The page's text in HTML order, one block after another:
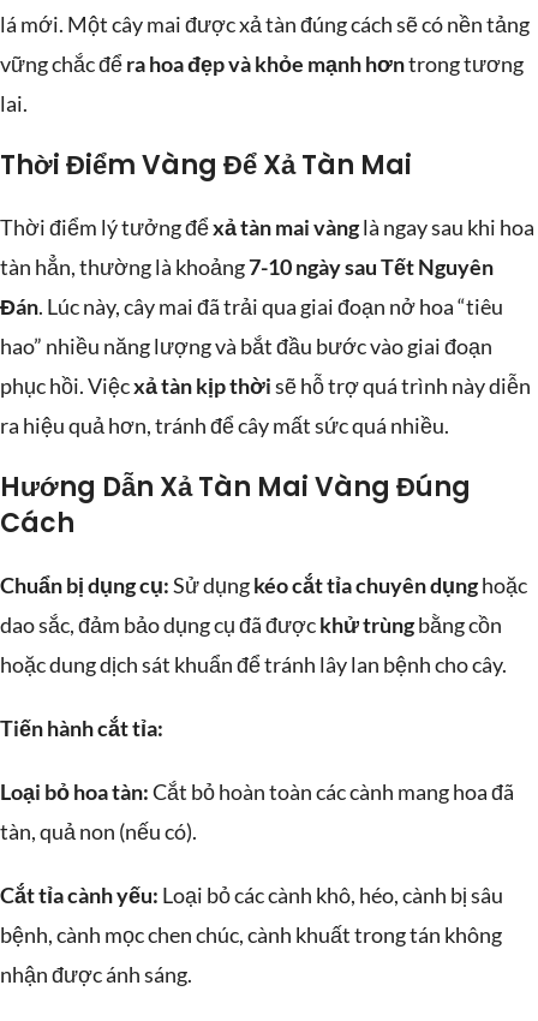
lá mới. Một cây mai được xả tàn đúng cách sẽ có nền tảng
vững chắc đểra hoa đẹp và khỏe mạnh hơntrong tương
lai.
Thời Điểm Vàng Để Xả Tàn Mai
Thời điểm lý tưởng đểxả tàn mai vànglà ngay sau khi hoa
tàn hẳn, thường là khoảng7-10 ngày sau Tết Nguyên
Đán. Lúc này, cây mai đã trải qua giai đoạn nở hoa “tiêu
hao” nhiều năng lượng và bắt đầu bước vào giai đoạn
phục hồi. Việcxả tàn kịp thờisẽ hỗ trợ quá trình này diễn
ra hiệu quả hơn, tránh để cây mất sức quá nhiều.
Hướng Dẫn Xả Tàn Mai Vàng Đúng
Cách
Chuẩn bị dụng cụ:Sử dụngkéo cắt tỉa chuyên dụnghoặc
dao sắc, đảm bảo dụng cụ đã đượckhử trùngbằng cồn
hoặc dung dịch sát khuẩn để tránh lây lan bệnh cho cây.
Tiến hành cắt tỉa:
Loại bỏ hoa tàn:Cắt bỏ hoàn toàn các cành mang hoa đã
tàn, quả non (nếu có).
Cắt tỉa cành yếu: Loại bỏ các cành khô, héo, cành bị sâu
bệnh, cành mọc chen chúc, cành khuất trong tán không
nhận được ánh sáng.